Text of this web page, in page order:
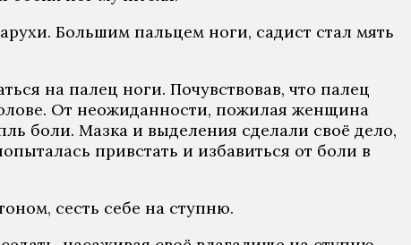
Большим пальцем ноги, садист стал мять
на палец ноги. Почувствовав, что палец
От неожиданности, пожилая женщина
боли. Мазка и выделения сделали своё дело,
привстать и избавиться от боли в
сесть себе на ступню.